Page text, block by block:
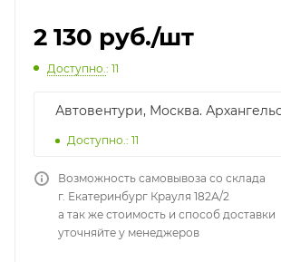
2 130 руб./шт
Доступно. : 11
Автовентури, Москва.
Доступно.: 11
Возможность самовывоза со склада
г. Екатеринбург Крауля 182А/2
а так же стоимость и способ доставки
уточняйте у менеджеров